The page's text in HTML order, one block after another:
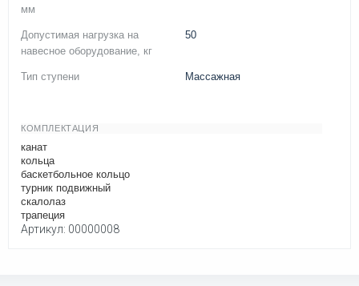
мм
Допустимая нагрузка на
навесное оборудование, кг
50
Тип ступени Массажная
КОМПЛЕКТАЦИЯ
канат
кольца
баскетбольное кольцо
турник подвижный
скалолаз
трапеция
Артикул: 00000008